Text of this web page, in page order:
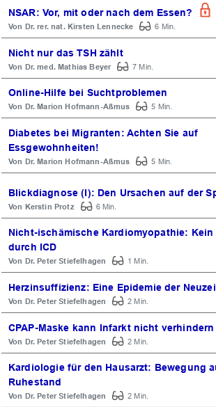
NSAR: Vor, mit oder nach dem Essen?
Dr. rer. nat. Kirsten Lennecke 6 Min.
Nicht nur das TSH zählt
Dr. med. Mathias Beyer 7 Min.
Online-Hilfe bei Suchtproblemen
Dr. Marion Hofmann-Aßmus 5 Min.
Diabetes bei Migranten: Achten Sie auf
Essgewohnheiten!
Dr. Marion Hofmann-Aßmus 5 Min.
Blickdiagnose (I): Den Ursachen auf der
Kerstin Protz 6 Min.
Nicht-ischämische Kardiomyopathie: Kein
durch ICD
Dr. Peter Stiefelhagen 1 Min.
Herzinsuffizienz: Eine Epidemie der
Dr. Peter Stiefelhagen 2 Min.
CPAP-Maske kann Infarkt nicht verhindern
Dr. Peter Stiefelhagen 2 Min.
Kardiologie für den Hausarzt: Bewegung
Ruhestand
Dr. Peter Stiefelhagen 2 Min.